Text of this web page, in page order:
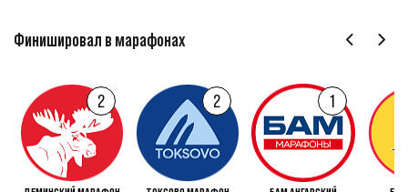
Финишировал в марафонах
2 2 1